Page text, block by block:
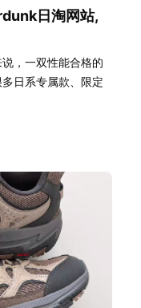
日淘网站,
，一双性能合格的
日系专属款、限定